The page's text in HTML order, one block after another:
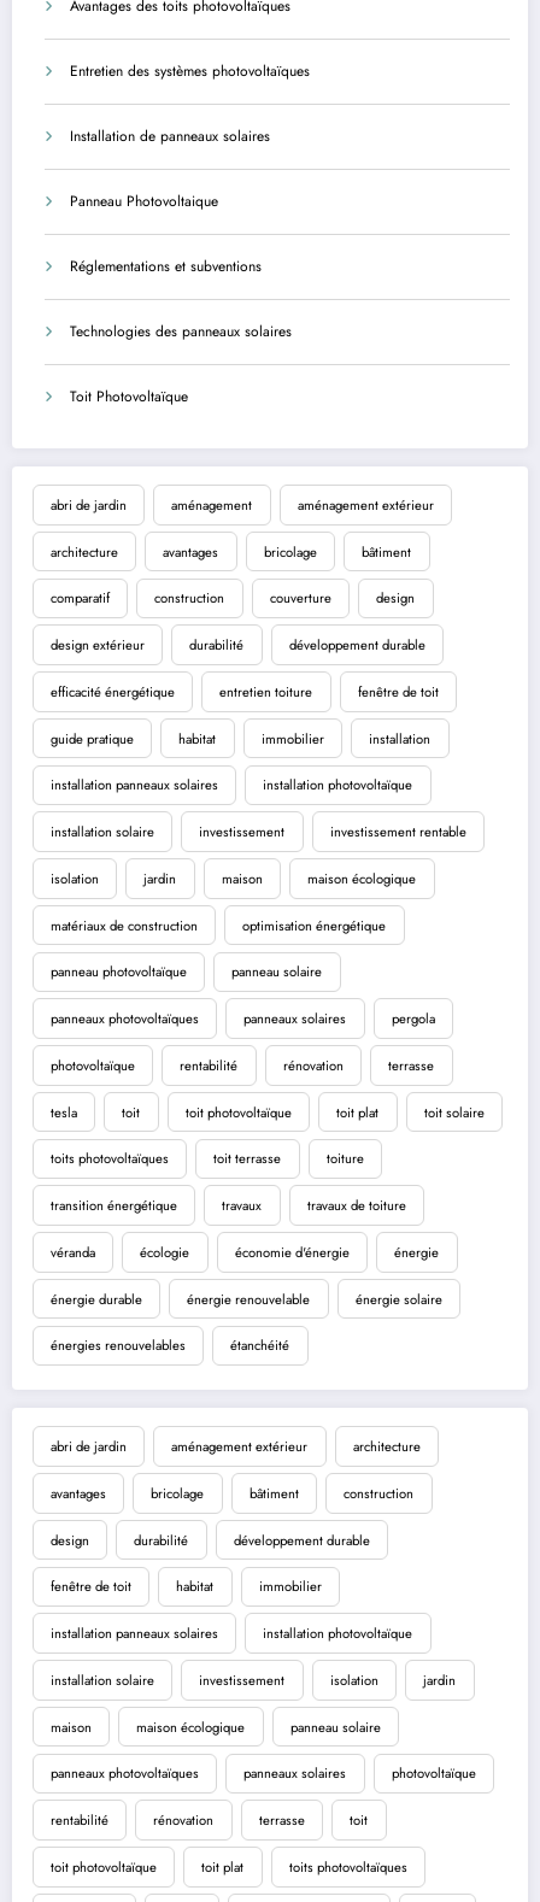
Avantages des toits photovoltaïques
Entretien des systèmes photovoltaïques
Installation de panneaux solaires
Panneau Photovoltaique
Réglementations et subventions
Technologies des panneaux solaires
Toit Photovoltaïque
abri de jardin aménagement aménagement extérieur
architecture avantages bricolage bâtiment
comparatif construction couverture design
design extérieur durabilité développement durable
efficacité énergétique entretien toiture fenêtre de toit
guide pratique habitat immobilier installation
installation panneaux solaires installation photovoltaïque
installation solaire investissement investissement rentable
isolation jardin maison maison écologique
matériaux de construction optimisation énergétique
panneau photovoltaïque panneau solaire
panneaux photovoltaïques panneaux solaires pergola
photovoltaïque rentabilité rénovation terrasse
tesla toit toit photovoltaïque toit plat toit solaire
toits photovoltaïques toit terrasse toiture
transition énergétique travaux travaux de toiture
véranda écologie économie d'énergie énergie
énergie durable énergie renouvelable énergie solaire
énergies renouvelables étanchéité
abri de jardin aménagement extérieur architecture
avantages bricolage bâtiment construction
design durabilité développement durable
fenêtre de toit habitat immobilier
installation panneaux solaires installation photovoltaïque
installation solaire investissement isolation jardin
maison maison écologique panneau solaire
panneaux photovoltaïques panneaux solaires photovoltaïque
rentabilité rénovation terrasse toit
toit photovoltaïque toit plat toits photovoltaïques